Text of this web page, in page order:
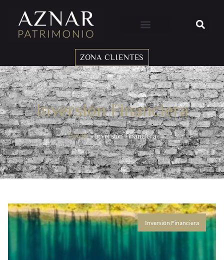
ZONA CLIENTES
Inversión Financiera
INICIO»Inversión Financiera
Inversión Financiera